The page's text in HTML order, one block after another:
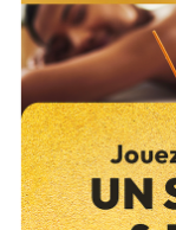
Seine-saint-denis
Avec